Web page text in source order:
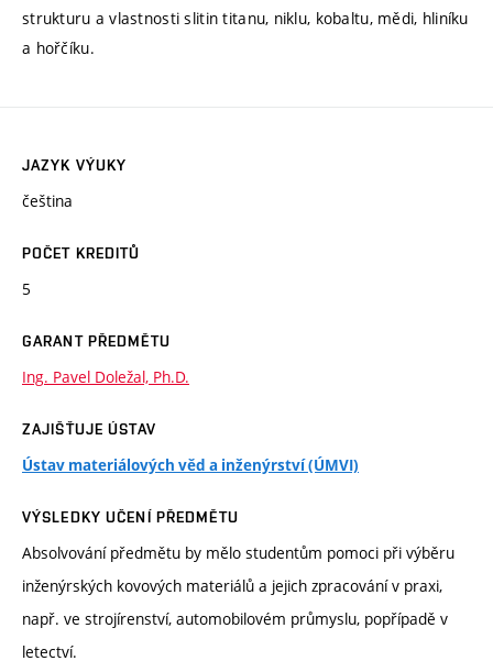
strukturu a vlastnosti slitin titanu, niklu, kobaltu, mědi, hliníku
a hořčíku.
JAZYK VÝUKY
čeština
POČET KREDITŮ
5
GARANT PŘEDMĚTU
Ing. Pavel Doležal, Ph.D.
ZAJIŠŤUJE ÚSTAV
Ústav materiálových věd a inženýrství (ÚMVI)
VÝSLEDKY UČENÍ PŘEDMĚTU
Absolvování předmětu by mělo studentům pomoci při výběru
inženýrských kovových materiálů a jejich zpracování v praxi,
např. ve strojírenství, automobilovém průmyslu, popřípadě v
letectví.